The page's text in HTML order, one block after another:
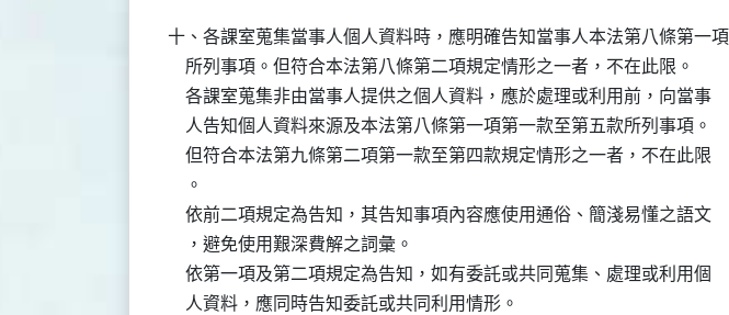
十、各課室蒐集當事人個人資料時，應明確告知當事人本法第八條第一項
    所列事項。但符合本法第八條第二項規定情形之一者，不在此限。
    各課室蒐集非由當事人提供之個人資料，應於處理或利用前，向當事
    人告知個人資料來源及本法第八條第一項第一款至第五款所列事項。
    但符合本法第九條第二項第一款至第四款規定情形之一者，不在此限
    。
    依前二項規定為告知，其告知事項內容應使用通俗、簡淺易懂之語文
    ，避免使用艱深費解之詞彙。
    依第一項及第二項規定為告知，如有委託或共同蒐集、處理或利用個
    人資料，應同時告知委託或共同利用情形。